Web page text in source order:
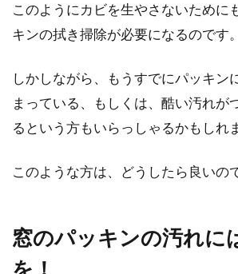
このようにカビを生やさないために
キンの拭き掃除が必要になるのです。
しかしながら、もうすでにパッキン
まっている、もしくは、酷い汚れが
るという方もいらっしゃるかもしれ
このような方は、どうしたら良いの
窓のパッキンの汚れに
を！